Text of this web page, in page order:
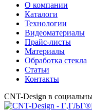
О компании
Каталоги
Технологии
Видеоматериалы
Прайс-листы
Материалы
Обработка стекла
Статьи
Контакты
CNT-Design в